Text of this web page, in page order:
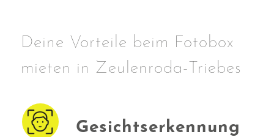
Deine Vorteile beim Fotobox
mieten in Zeulenroda-Triebes
Gesichtserkennung